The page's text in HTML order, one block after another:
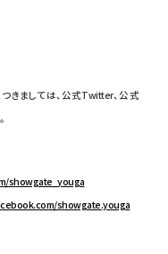
きましては、公式Twitter、公式
showgate_youga
showgate.youga